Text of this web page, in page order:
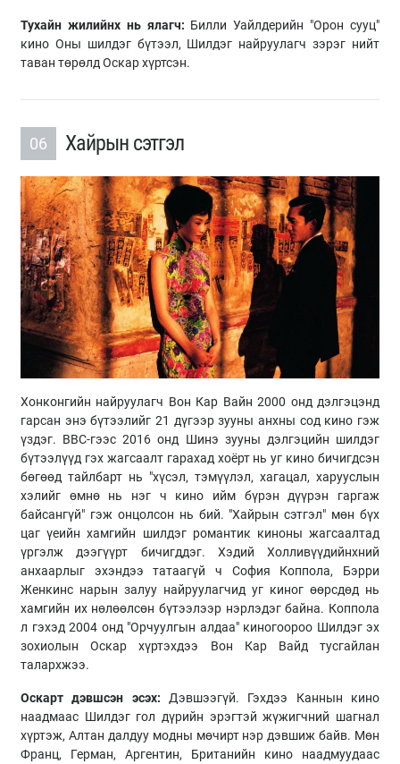
Тухайн жилийнх нь ялагч: Билли Уайлдерийн "Орон сууц"
кино Оны шилдэг бүтээл, Шилдэг найруулагч зэрэг нийт
таван төрөлд Оскар хүртсэн.
06 Хайрын сэтгэл
Хонконгийн найруулагч Вон Кар Вайн 2000 онд дэлгэцэнд
гарсан энэ бүтээлийг 21 дүгээр зууны анхны сод кино гэж
үздэг. BBC-гээс 2016 онд Шинэ зууны дэлгэцийн шилдэг
бүтээлүүд гэх жагсаалт гарахад хоёрт нь уг кино бичигдсэн
бөгөөд тайлбарт нь "хүсэл, тэмүүлэл, хагацал, харууслын
хэлийг өмнө нь нэг ч кино ийм бүрэн дүүрэн гаргаж
байсангүй" гэж онцолсон нь бий. "Хайрын сэтгэл" мөн бүх
цаг үеийн хамгийн шилдэг романтик киноны жагсаалтад
үргэлж дээгүүрт бичигддэг. Хэдий Холливүүдийнхний
анхаарлыг эхэндээ татаагүй ч София Коппола, Бэрри
Женкинс нарын залуу найруулагчид уг киног өөрсдөд нь
хамгийн их нөлөөлсөн бүтээлээр нэрлэдэг байна. Коппола
л гэхэд 2004 онд "Орчуулгын алдаа" киногоороо Шилдэг эх
зохиолын Оскар хүртэхдээ Вон Кар Вайд тусгайлан
талархжээ.
Оскарт дэвшсэн эсэх: Дэвшээгүй. Гэхдээ Каннын кино
наадмаас Шилдэг гол дүрийн эрэгтэй жүжигчний шагнал
хүртэж, Алтан далдуу модны мөчирт нэр дэвшиж байв. Мөн
Франц, Герман, Аргентин, Британийн кино наадмуудаас